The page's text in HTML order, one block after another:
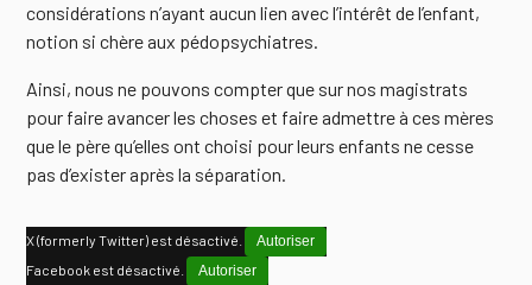
considérations n’ayant aucun lien avec l’intérêt de l’enfant,
notion si chère aux pédopsychiatres.
Ainsi, nous ne pouvons compter que sur nos magistrats
pour faire avancer les choses et faire admettre à ces mères
que le père qu’elles ont choisi pour leurs enfants ne cesse
pas d’exister après la séparation.
X (formerly Twitter) est désactivé.
Autoriser
Facebook est désactivé.
Autoriser